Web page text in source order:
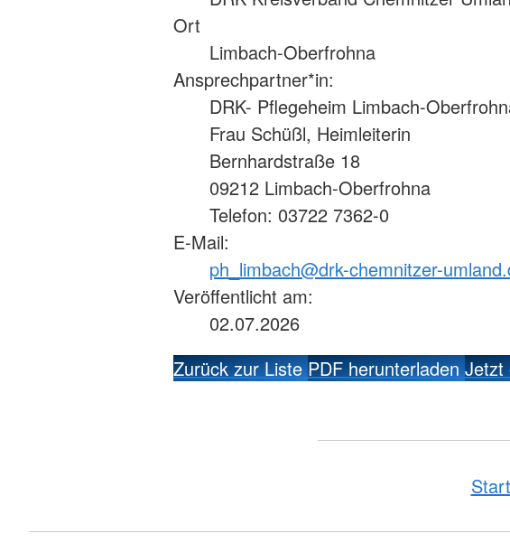
Ort
Limbach-Oberfrohna
Ansprechpartner*in:
DRK- Pflegeheim Limbach-
Frau Schüßl, Heimleiterin
Bernhardstraße 18
09212 Limbach-Oberfrohna
Telefon: 03722 7362-0
E-Mail:
ph_limbach@drk-chemnitzer-
Veröffentlicht am:
02.07.2026
Zurück zur ListePDF herunterladenJetzt
Start